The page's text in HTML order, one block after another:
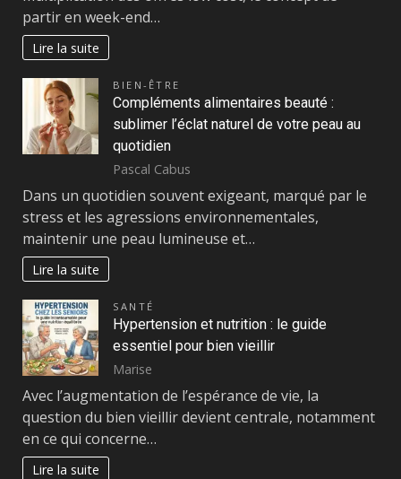
partir en week-end…
Lire la suite
BIEN-ÊTRE
Compléments alimentaires beauté :
sublimer l’éclat naturel de votre peau au
quotidien
Pascal Cabus
Dans un quotidien souvent exigeant, marqué par le
stress et les agressions environnementales,
maintenir une peau lumineuse et…
Lire la suite
SANTÉ
Hypertension et nutrition : le guide
essentiel pour bien vieillir
Marise
Avec l’augmentation de l’espérance de vie, la
question du bien vieillir devient centrale, notamment
en ce qui concerne…
Lire la suite